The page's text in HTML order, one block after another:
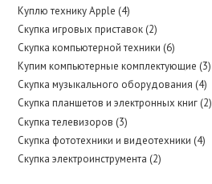
Куплю технику Apple (4)
Скупка игровых приставок (2)
Скупка компьютерной техники (6)
Купим компьютерные комплектующие (3)
Скупка музыкального оборудования (4)
Скупка планшетов и электронных книг (2)
Скупка телевизоров (3)
Скупка фототехники и видеотехники (4)
Скупка электроинструмента (2)